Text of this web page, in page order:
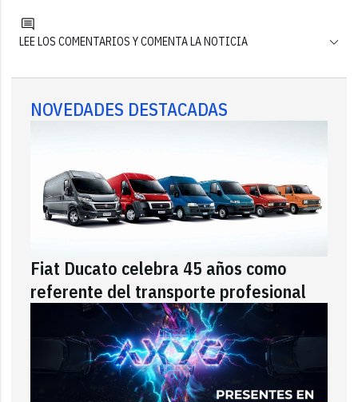
LEE LOS COMENTARIOS Y COMENTA LA NOTICIA
NOVEDADES DESTACADAS
Fiat Ducato celebra 45 años como
referente del transporte profesional